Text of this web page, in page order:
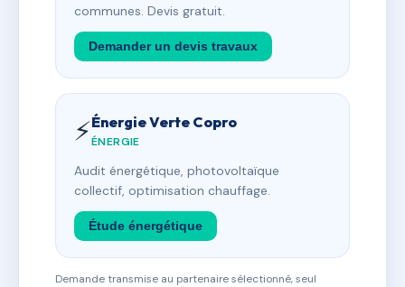
communes. Devis gratuit.
Demander un devis travaux
⚡Énergie Verte Copro
ÉNERGIE
Audit énergétique, photovoltaïque
collectif, optimisation chauffage.
Étude énergétique
Demande transmise au partenaire sélectionné, seul